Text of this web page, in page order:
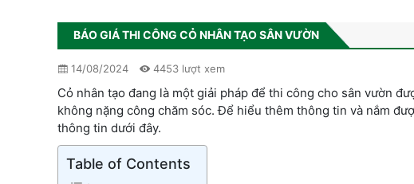
BÁO GIÁ THI CÔNG CỎ NHÂN TẠO SÂN VƯỜN
14/08/2024 4453 lượt xem
Cỏ nhân tạo đang là một giải pháp để thi công cho sân vườn
không nặng công chăm sóc. Để hiểu thêm thông tin và nắm
thông tin dưới đây.
Table of Contents